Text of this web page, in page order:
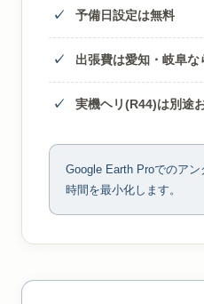
予備日設定は無料
出張費は愛知・岐阜な
実機ヘリ(R44)は別途
Google Earth Proでのアン
時間を最小化します。